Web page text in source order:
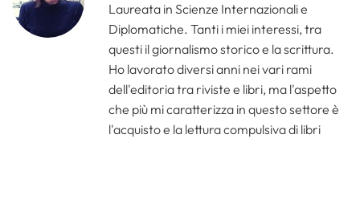
Laureata in Scienze Internazionali e
Diplomatiche. Tanti i miei interessi, tra
questi il giornalismo storico e la scrittura.
Ho lavorato diversi anni nei vari rami
dell'editoria tra riviste e libri, ma l'aspetto
che più mi caratterizza in questo settore è
l'acquisto e la lettura compulsiva di libri